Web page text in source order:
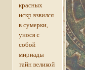
красных
искр взвился
в сумерки,
унося с
собой
мириады
тайн великой